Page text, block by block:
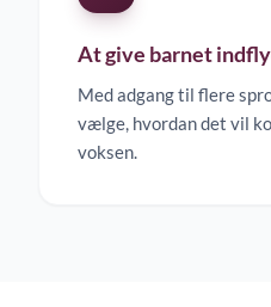
At give barnet
Med adgang til flere
vælge, hvordan det vil
voksen.